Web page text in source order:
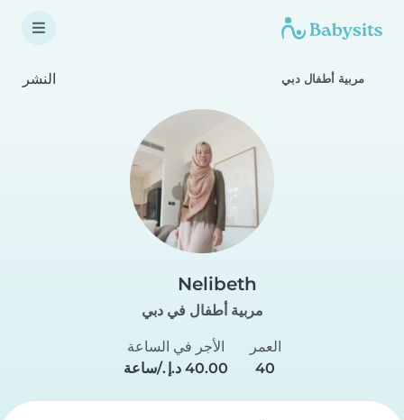
مربية أطفال دبي النشر
Nelibeth
مربية أطفال في دبي
العمر
40
الأجر في الساعة